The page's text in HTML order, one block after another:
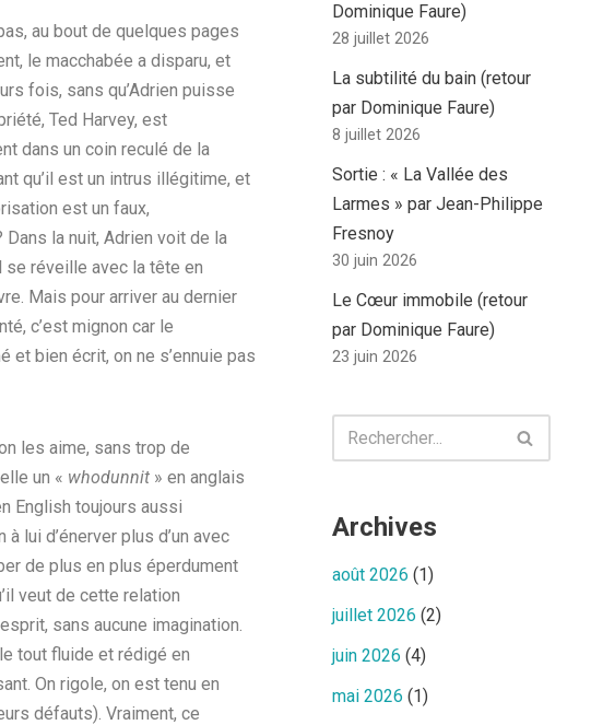
au bout de quelques pages
le macchabée a disparu, et
fois, sans qu’Adrien puisse
Ted Harvey, est
dans un coin reculé de la
qu’il est un intrus illégitime, et
est un faux,
la nuit, Adrien voit de la
se réveille avec la tête en
Mais pour arriver au dernier
c’est mignon car le
et bien écrit, on ne s’ennuie pas
les aime, sans trop de
un « whodunnit » en anglais
English toujours aussi
lui d’énerver plus d’un avec
de plus en plus éperdument
veut de cette relation
sans aucune imagination.
tout fluide et rédigé en
On rigole, on est tenu en
défauts). Vraiment, ce
Dominique Faure)
28 juillet 2026
La subtilité du bain (retour
par Dominique Faure)
8 juillet 2026
Sortie : « La Vallée des
Larmes » par Jean-Philippe
Fresnoy
30 juin 2026
Le Cœur immobile (retour
par Dominique Faure)
23 juin 2026
Archives
août 2026 (1)
juillet 2026 (2)
juin 2026 (4)
mai 2026 (1)